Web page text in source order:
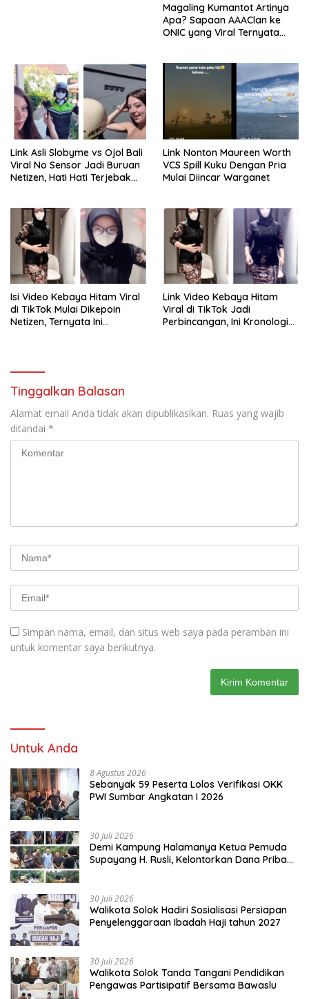
Magaling Kumantot Artinya
Apa? Sapaan AAAClan ke
ONIC yang Viral Ternyata
Link Asli Slobyme vs Ojol Bali
Viral No Sensor Jadi Buruan
Netizen, Hati Hati Terjebak
Link Nonton Maureen Worth
VCS Spill Kuku Dengan Pria
Mulai Diincar Warganet
Isi Video Kebaya Hitam Viral
di TikTok Mulai Dikepoin
Netizen, Ternyata Ini
Link Video Kebaya Hitam
Viral di TikTok Jadi
Perbincangan, Ini Kronologi
Tinggalkan Balasan
Alamat email Anda tidak akan dipublikasikan. Ruas yang wajib
ditandai *
Simpan nama, email, dan situs web saya pada peramban ini
untuk komentar saya berikutnya.
Untuk Anda
8 Agustus 2026
Sebanyak 59 Peserta Lolos Verifikasi OKK
PWI Sumbar Angkatan I 2026
30 Juli 2026
Demi Kampung Halamanya Ketua Pemuda
Supayang H. Rusli, Kelontorkan Dana Pribadi
30 Juli 2026
Walikota Solok Hadiri Sosialisasi Persiapan
Penyelenggaraan Ibadah Haji tahun 2027
30 Juli 2026
Walikota Solok Tanda Tangani Pendidikan
Pengawas Partisipatif Bersama Bawaslu